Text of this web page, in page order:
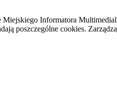
Informatora
poszczególne cookies.